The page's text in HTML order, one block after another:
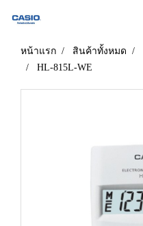
หน้าแรก สินค้าทั้งหมด
HL-815L-WE